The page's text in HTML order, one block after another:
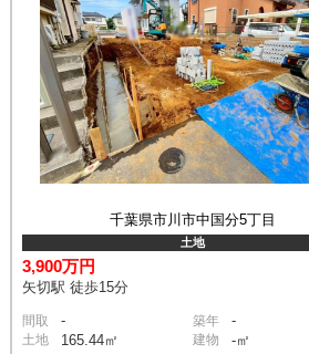
千葉県市川市中国分5丁目
土地
3,900万円
矢切駅 徒歩15分
間取 - 築年 -
土地 165.44㎡ 建物 -㎡